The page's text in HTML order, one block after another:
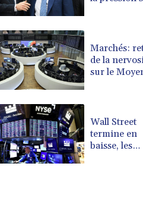
Marchés:
de la
sur le
records
Wall Street
termine en
baisse, les